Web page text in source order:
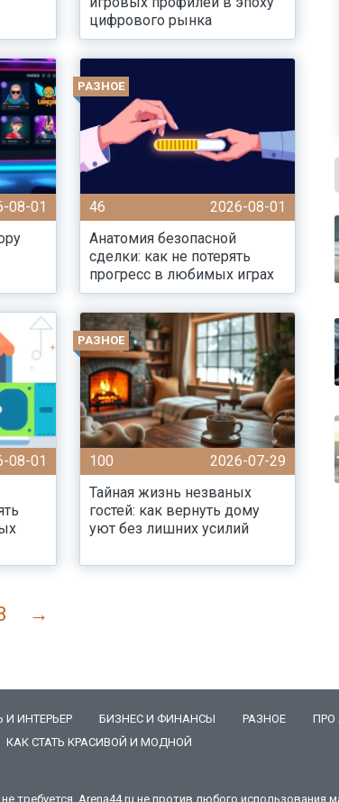
цифрового рынка
08-01
РАЗНОЕ
46
2026-08-01
Анатомия безопасной
сделки: как не потерять
прогресс в любимых играх
08-01
РАЗНОЕ
100
2026-07-29
Тайная жизнь незваных
гостей: как вернуть дому
уют без лишних усилий
→
И ИНТЕРЬЕР БИЗНЕС И ФИНАНСЫ РАЗНОЕ ПРО
КАК СТАТЬ КРАСИВОЙ И МОДНОЙ
Arena44.ru не против любого использования